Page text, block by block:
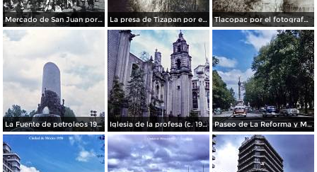
Mercado de San Juan por el fotografo Felix Miret La presa de Tizapan por el fotografo Fernando Kososky. ( Circulada el 22 de Diembre de 1910 ). Tlacopac por el fotografo Hugo Brehme.
La Fuente de petroleos 1950. Iglesia de la profesa (c. 1950) Paseo de La Reforma y Mto a La Independencia 1950